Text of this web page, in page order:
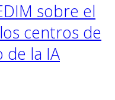
sobre el
centros de
de la IA